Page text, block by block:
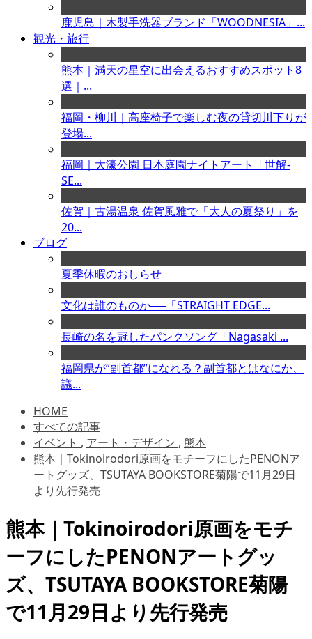
鹿児島｜木製手洗器ブランド「WOODNESIA」...
観光・旅行
熊本｜満天の星空に出会えるおすすめスポット8
選｜...
福岡・柳川｜高座椅子で楽しむ夜の貸切川下りが
登場...
福岡｜大濠公園 日本庭園ナイトアート「世解-
SE...
佐賀｜古湯温泉 佐賀風雅で「大人の夏祭り」を
20...
ブログ
夏季休暇のおしらせ
文化は誰のものか──「STRAIGHT EDGE...
長崎の名を冠したパンクソング「Nagasaki ...
福岡県が“副首都”になれる？副首都とはなにか、
議...
HOME
すべての記事
イベント , アート・デザイン , 熊本
熊本｜Tokinoirodori原画をモチーフにしたPENONア
ートグッズ、TSUTAYA BOOKSTORE菊陽で11月29日
より先行発売
熊本｜Tokinoirodori原画をモチ
ーフにしたPENONアートグッ
ズ、TSUTAYA BOOKSTORE菊陽
で11月29日より先行発売